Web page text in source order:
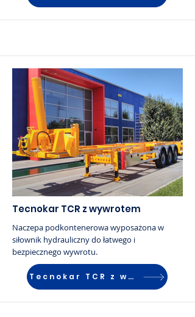
Tecnokar TCR z wywrotem
Naczepa podkontenerowa wyposażona w
siłownik hydrauliczny do łatwego i
bezpiecznego wywrotu.
Tecnokar TCR z wywrotem